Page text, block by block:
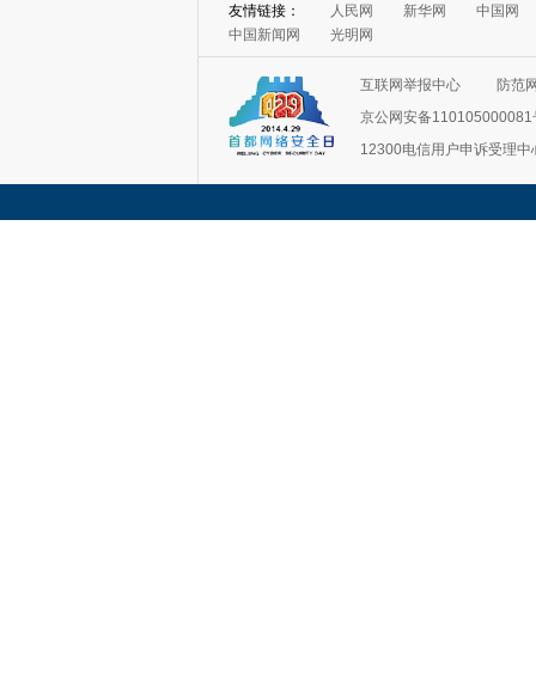
互联网举报中心
防范
京公网安备110105000081
12300电信用户申诉受理中